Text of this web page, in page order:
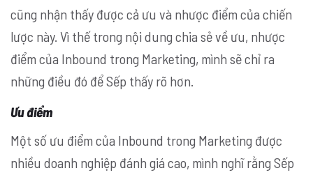
cũng nhận thấy được cả ưu và nhược điểm của chiến
lược này. Vì thế trong nội dung chia sẻ về ưu, nhược
điểm của Inbound trong Marketing, mình sẽ chỉ ra
những điều đó để Sếp thấy rõ hơn.
Ưu điểm
Một số ưu điểm của Inbound trong Marketing được
nhiều doanh nghiệp đánh giá cao, mình nghĩ rằng Sếp